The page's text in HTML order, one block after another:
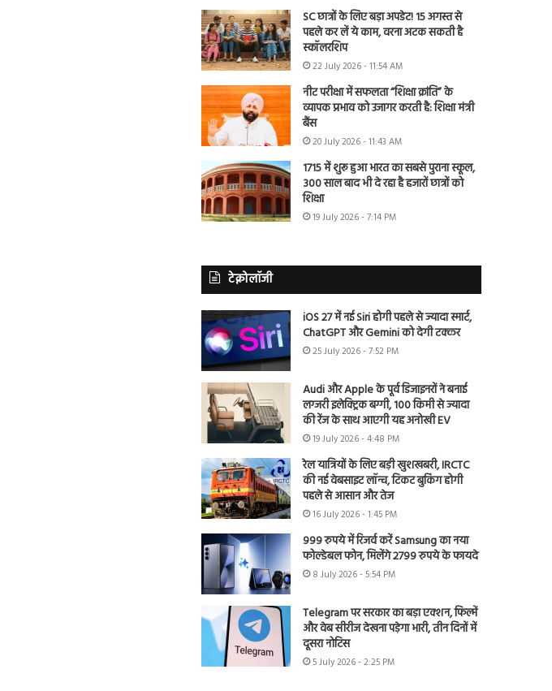
SC छात्रों के लिए बड़ा अपडेट! 15 अगस्त से
पहले कर लें ये काम, वरना अटक सकती है
स्कॉलरशिप
22 July 2026 - 11:54 AM
नीट परीक्षा में सफलता “शिक्षा क्रांति” के
व्यापक प्रभाव को उजागर करती है: शिक्षा मंत्री
बैंस
20 July 2026 - 11:43 AM
1715 में शुरू हुआ भारत का सबसे पुराना स्कूल,
300 साल बाद भी दे रहा है हजारों छात्रों को
शिक्षा
19 July 2026 - 7:14 PM
टेक्नोलॉजी
iOS 27 में नई Siri होगी पहले से ज्यादा स्मार्ट,
ChatGPT और Gemini को देगी टक्कर
25 July 2026 - 7:52 PM
Audi और Apple के पूर्व डिजाइनरों ने बनाई
लग्जरी इलेक्ट्रिक बग्गी, 100 किमी से ज्यादा
की रेंज के साथ आएगी यह अनोखी EV
19 July 2026 - 4:48 PM
रेल यात्रियों के लिए बड़ी खुशखबरी, IRCTC
की नई वेबसाइट लॉन्च, टिकट बुकिंग होगी
पहले से आसान और तेज
16 July 2026 - 1:45 PM
999 रुपये में रिजर्व करें Samsung का नया
फोल्डेबल फोन, मिलेंगे 2799 रुपये के फायदे
8 July 2026 - 5:54 PM
Telegram पर सरकार का बड़ा एक्शन, फिल्में
और वेब सीरीज देखना पड़ेगा भारी, तीन दिनों में
दूसरा नोटिस
5 July 2026 - 2:25 PM